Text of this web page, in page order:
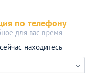
по телефону
для вас время
находитесь